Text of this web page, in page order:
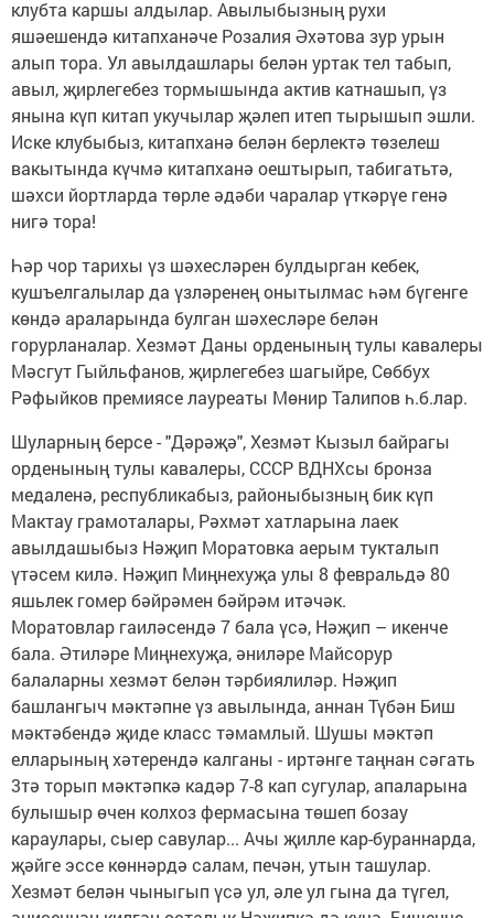
клубта каршы алдылар. Авылыбызның рухи
яшәешендә китапханәче Розалия Әхәтова зур урын
алып тора. Ул авылдашлары белән уртак тел табып,
авыл, җирлегебез тормышында актив катнашып, үз
янына күп китап укучылар җәлеп итеп тырышып эшли.
Иске клубыбыз, китапханә белән берлектә төзелеш
вакытында күчмә китапханә оештырып, табигатьтә,
шәхси йортларда төрле әдәби чаралар үткәрүе генә
нигә тора!
Һәр чор тарихы үз шәхесләрен булдырган кебек,
кушъелгалылар да үзләренең онытылмас һәм бүгенге
көндә араларында булган шәхесләре белән
горурланалар. Хезмәт Даны орденының тулы кавалеры
Мәсгут Гыйльфанов, җирлегебез шагыйре, Сөббух
Рәфыйков премиясе лауреаты Мөнир Талипов һ.б.лар.
Шуларның берсе - "Дәрәҗә", Хезмәт Кызыл байрагы
орденының тулы кавалеры, СССР ВДНХсы бронза
медаленә, республикабыз, районыбызның бик күп
Мактау грамоталары, Рәхмәт хатларына лаек
авылдашыбыз Нәҗип Моратовка аерым тукталып
үтәсем килә. Нәҗип Миңнехуҗа улы 8 февральдә 80
яшьлек гомер бәйрәмен бәйрәм итәчәк.
Моратовлар гаиләсендә 7 бала үсә, Нәҗип – икенче
бала. Әтиләре Миңнехуҗа, әниләре Майсорур
балаларны хезмәт белән тәрбиялиләр. Нәҗип
башлангыч мәктәпне үз авылында, аннан Түбән Биш
мәктәбендә җиде класс тәмамлый. Шушы мәктәп
елларының хәтерендә калганы - иртәнге таңнан сәгать
3тә торып мәктәпкә кадәр 7-8 кап сугулар, апаларына
булышыр өчен колхоз фермасына төшеп бозау
караулары, сыер савулар... Ачы җилле кар-бураннарда,
җәйге эссе көннәрдә салам, печән, утын ташулар.
Хезмәт белән чыныгып үсә ул, әле ул гына да түгел,